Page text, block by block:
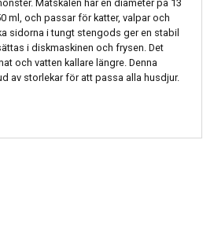
Matskålen har en diameter på 13
ml, och passar för katter, valpar och
sidorna i tungt stengods ger en stabil
i diskmaskinen och frysen. Det
och vatten kallare längre. Denna
av storlekar för att passa alla husdjur.